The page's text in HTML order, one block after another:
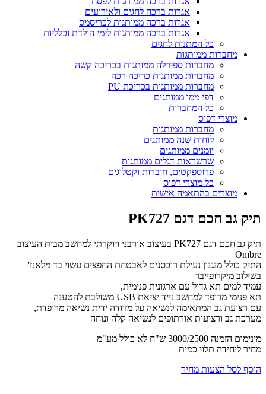
אגרות ברכה לחגים ולאירועים
אגרות ברכה ממותגות לכריסמס
אגרות ברכה ממותגות לימי הולדת וכלליות
כל המתנות לחגים
מחברות ממותגות
מחברות ספירלה ממותגות בכריכה קשה
מחברות ממותגות כריכה רכה
מחברות ממותגות בכריכת PU
דפי ממו ממותגים
כל המחברות
מוצרי דפוס
מחברות ממותגות
לוחות שנה ממותגים
יומנים ממותגים
שרשראות דגלים ממותגות
פרוספקטים, חוברות וקטלוגים
כל מוצרי דפוס
מוצרים בהתאמה אישית
תיק גב חכם דגם PK727
תיק גב חכם דגם PK727 בעיצוב אורבני ויוקרתי למחשב מבית העיצוב
Ombre
התיק כולל מנגנון נעילת רוכסנים לאבטחת החפצים עשוי בד מלאנז'
בשילוב מיקרופייבר
עמיד למים תא גדול עם ארגונית פנימית,
תא פנימי מרופד למחשב נייד יציאת USB משולבת להטענה
עם רצועת גב המתאימה לנשיאה על מזוודה ידית נשיאה מרופדת,
מערכת גב ורצועות אורתופים לנשיאה קלה ונוחה
מינימום הזמנה 3000/2500 ש"ח לא כולל מע"מ
מחיר ליחידה תלוי כמות
הוסף לסל הצעות מחיר